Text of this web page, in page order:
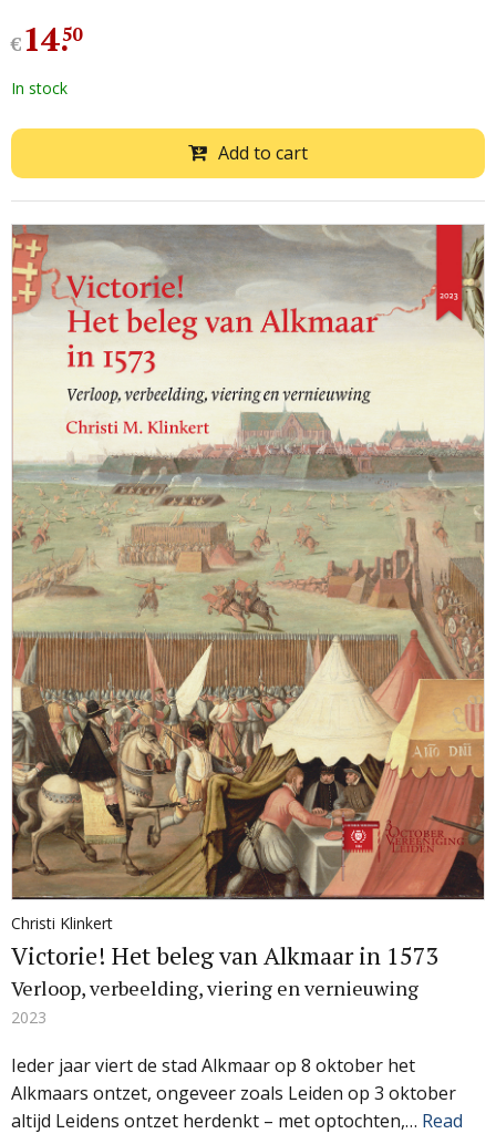
€14.
50
In stock
Add to cart
Christi Klinkert
Victorie! Het beleg van Alkmaar in 1573
Verloop, verbeelding, viering en vernieuwing
2023
Ieder jaar viert de stad Alkmaar op 8 oktober het
Alkmaars ontzet, ongeveer zoals Leiden op 3 oktober
altijd Leidens ontzet herdenkt – met optochten,… Read